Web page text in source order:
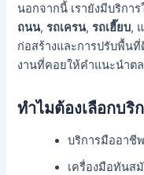
นอกจากนี้ เรายังมีบริการ
ถนน,รถเครน,รถเฮี๊ยบ,
ก่อสร้างและการปรับพื้น
งานที่คอยให้คำแนะนำต
ทำไมต้องเลือกบริ
บริการมืออาชี
เครื่องมือทันส